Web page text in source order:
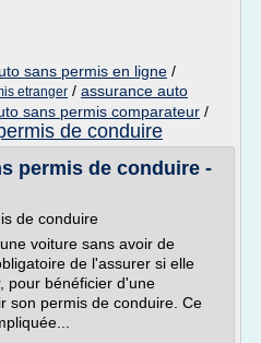
sans permis en ligne /
etranger / assurance auto
sans permis comparateur /
de conduire
permis de conduire -
de conduire
voiture sans avoir de
de l'assurer si elle
pour bénéficier d'une
son permis de conduire. Ce